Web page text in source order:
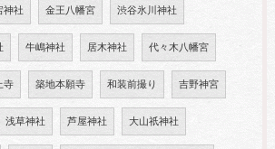
神社 金王八幡宮 渋谷氷川神社
牛嶋神社 居木神社 代々木八幡宮
寺 築地本願寺 和装前撮り 吉野神宮
浅草神社 芦屋神社 大山祇神社